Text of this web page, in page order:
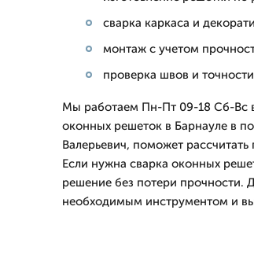
сварка каркаса и
монтаж с учетом
проверка швов и
Мы работаем Пн-Пт 09-18 Сб-Вс
оконных решеток в Барнауле в
Валерьевич, поможет
Если нужна сварка оконных
решение без потери прочности.
необходимым инструментом и